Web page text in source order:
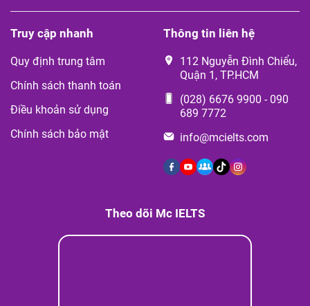
Truy cập nhanh
Quy định trung tâm
Chính sách thanh toán
Điều khoản sử dụng
Chính sách bảo mật
Thông tin liên hệ
112 Nguyễn Đình Chiểu,
Quận 1, TP.HCM
(028) 6676 9900 - 090
689 7772
info@mcielts.com
Theo dõi Mc IELTS